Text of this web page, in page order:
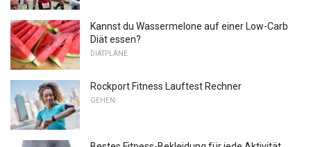
Kannst du Wassermelone auf einer Low-Carb
Diät essen?
DIÄTPLÄNE
Rockport Fitness Lauftest Rechner
GEHEN